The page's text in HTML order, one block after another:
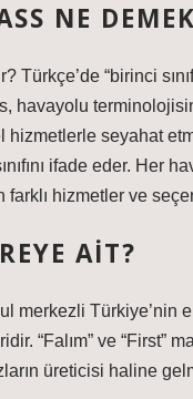
NE
Türkçe’de “birinci
havayolu
hizmetlerle seyahat
ifade eder. Her
farklı hizmetler ve
AIT?
merkezli Türkiye’nin
“Falım” ve “First”
üreticisi haline